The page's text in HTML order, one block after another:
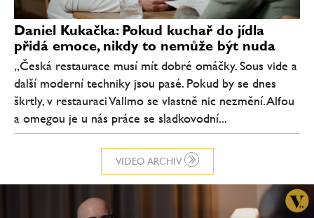
VIDEO ARCHIV
Daniel Kukačka: Pokud kuchař do jídla
přidá emoce, nikdy to nemůže být nuda
„Česká restaurace musí mít dobré omáčky. Sous vide a
další moderní techniky jsou pasé. Pokud by se dnes
škrtly, v restauraci Vallmo se vlastně nic nezmění. Alfou
a omegou je u nás práce se sladkovodní...